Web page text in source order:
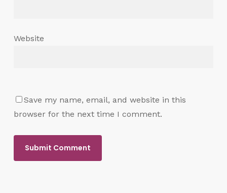
Website
Save my name, email, and website in this
browser for the next time I comment.